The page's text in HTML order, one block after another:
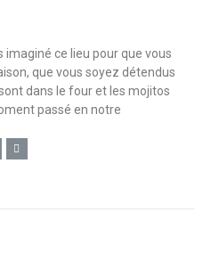
imaginé ce lieu pour que vous
que vous soyez détendus
dans le four et les mojitos
passé en notre